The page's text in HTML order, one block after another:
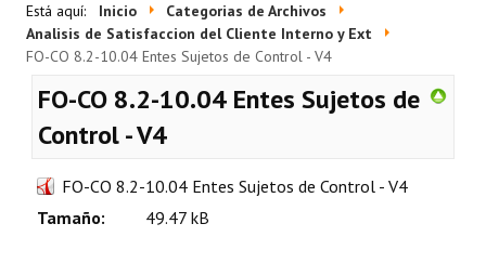
LA CGR
Autoridades
Misión y Visión
Marco Normativo
Está aquí: Inicio
Categorias de Archivos
Analisis de Satisfaccion del Cliente Interno y Ext
FO-CO 8.2-10.04 Entes Sujetos de Control - V4
FO-CO 8.2-10.04 Entes Sujetos de
Control - V4
FO-CO 8.2-10.04 Entes Sujetos de Control - V4
Tamaño:
49.47 kB